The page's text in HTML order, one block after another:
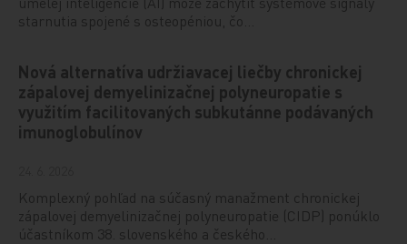
starnutia spojené s osteopéniou, čo…
Nová alternatíva udržiavacej liečby chronickej
zápalovej demyelinizačnej polyneuropatie s
využitím facilitovaných subkutánne podávaných
imunoglobulínov
Komplexný pohľad na súčasný manažment chronickej
zápalovej demyelinizačnej polyneuropatie (CIDP) ponúklo
účastníkom 38. slovenského a českého…